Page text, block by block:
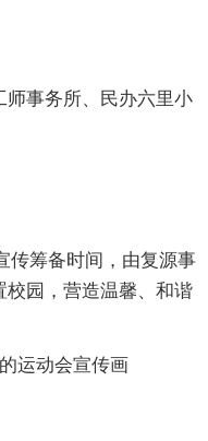
师事务所、民办六里小
传筹备时间，由复源事
园，营造温馨、和谐
运动会宣传画